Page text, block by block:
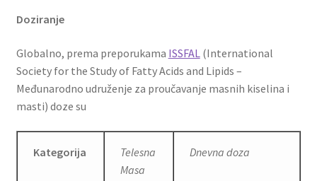
Doziranje
Globalno, prema preporukama ISSFAL (International
Society for the Study of Fatty Acids and Lipids –
Međunarodno udruženje za proučavanje masnih kiselina i
masti) doze su
Kategorija
Telesna
Masa
Dnevna doza